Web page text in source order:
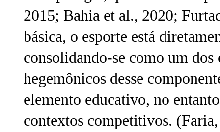
2015; Bahia et al., 2020;
básica, o esporte está
consolidando-se como um
hegemônicos desse
elemento educativo, no
contextos competitivos.